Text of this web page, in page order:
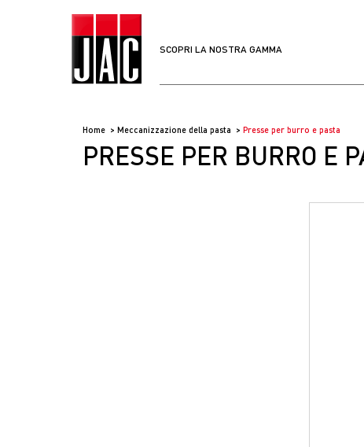
SCOPRI LA NOSTRA GAMMA
Home Meccanizzazione della pasta Presse per burro e pasta
PRESSE PER BURRO E